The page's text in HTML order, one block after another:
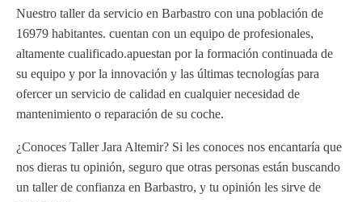
Nuestro taller da servicio en Barbastro con una población de
16979 habitantes. cuentan con un equipo de profesionales,
altamente cualificado.apuestan por la formación continuada de
su equipo y por la innovación y las últimas tecnologías para
ofercer un servicio de calidad en cualquier necesidad de
mantenimiento o reparación de su coche.
¿Conoces Taller Jara Altemir? Si les conoces nos encantaría que
nos dieras tu opinión, seguro que otras personas están buscando
un taller de confianza en Barbastro, y tu opinión les sirve de